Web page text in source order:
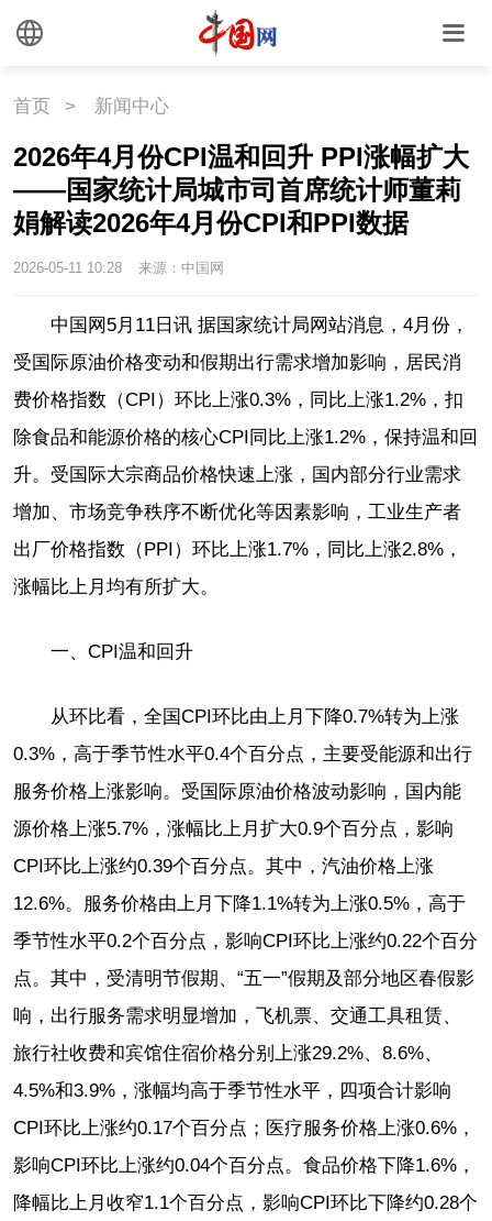
首页 > 新闻中心
2026年4月份CPI温和回升 PPI涨幅扩大
——国家统计局城市司首席统计师董莉
娟解读2026年4月份CPI和PPI数据
2026-05-11 10:28 来源：中国网
中国网5月11日讯 据国家统计局网站消息， 4月份，
受国际原油价格变动和假期出行需求增加影响，居民消
费价格指数（CPI）环比上涨0.3%，同比上涨1.2%，扣
除食品和能源价格的核心CPI同比上涨1.2%，保持温和回
升。受国际大宗商品价格快速上涨，国内部分行业需求
增加、市场竞争秩序不断优化等因素影响，工业生产者
出厂价格指数（PPI）环比上涨1.7%，同比上涨2.8%，
涨幅比上月均有所扩大。
一、CPI温和回升
从环比看，全国CPI环比由上月下降0.7%转为上涨
0.3%，高于季节性水平0.4个百分点，主要受能源和出行
服务价格上涨影响。受国际原油价格波动影响，国内能
源价格上涨5.7%，涨幅比上月扩大0.9个百分点，影响
CPI环比上涨约0.39个百分点。其中，汽油价格上涨
12.6%。服务价格由上月下降1.1%转为上涨0.5%，高于
季节性水平0.2个百分点，影响CPI环比上涨约0.22个百分
点。其中，受清明节假期、“五一”假期及部分地区春假影
响，出行服务需求明显增加，飞机票、交通工具租赁、
旅行社收费和宾馆住宿价格分别上涨29.2%、8.6%、
4.5%和3.9%，涨幅均高于季节性水平，四项合计影响
CPI环比上涨约0.17个百分点；医疗服务价格上涨0.6%，
影响CPI环比上涨约0.04个百分点。食品价格下降1.6%，
降幅比上月收窄1.1个百分点，影响CPI环比下降约0.28个